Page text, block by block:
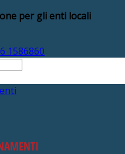
per gli enti locali
1586860